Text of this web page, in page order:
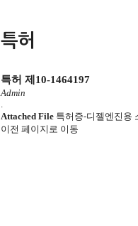
특허
특허 제10-1464197
Admin
.
Attached File 특허증-디젤엔진용
이전 페이지로 이동